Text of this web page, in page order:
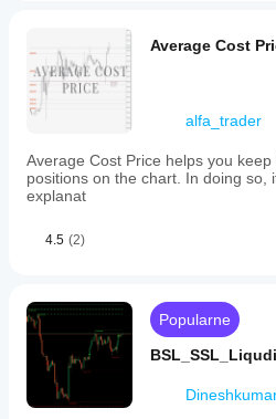
Average Cost
alfa_trader
Average Cost Price helps you
positions on the chart. In doing so,
explanat
4.5 (2)
Popularne